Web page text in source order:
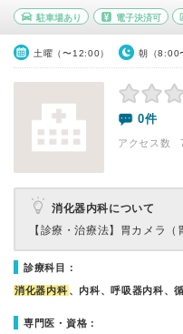
駐車場あり 電子決済可
土曜（〜12:00） 朝（8:00
0件
アクセス数
消化器内科について
【診療・治療法】 胃カメラ（
診療科目：
消化器内科 、内科、呼吸器内科、
専門医・資格：